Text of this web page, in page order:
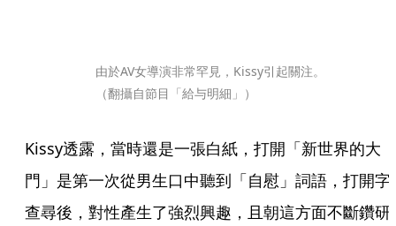
由於AV女導演非常罕見，Kissy引起關注。
（翻攝自節目「給与明細」）
Kissy透露，當時還是一張白紙，打開「新世界的大
門」是第一次從男生口中聽到「自慰」詞語，打開字
查尋後，對性產生了強烈興趣，且朝這方面不斷鑽研